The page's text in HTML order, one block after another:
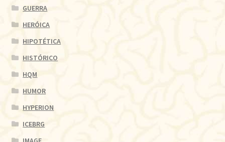
GUERRA
HERÓICA
HIPOTÉTICA
HISTÓRICO
HQM
HUMOR
HYPERION
ICEBRG